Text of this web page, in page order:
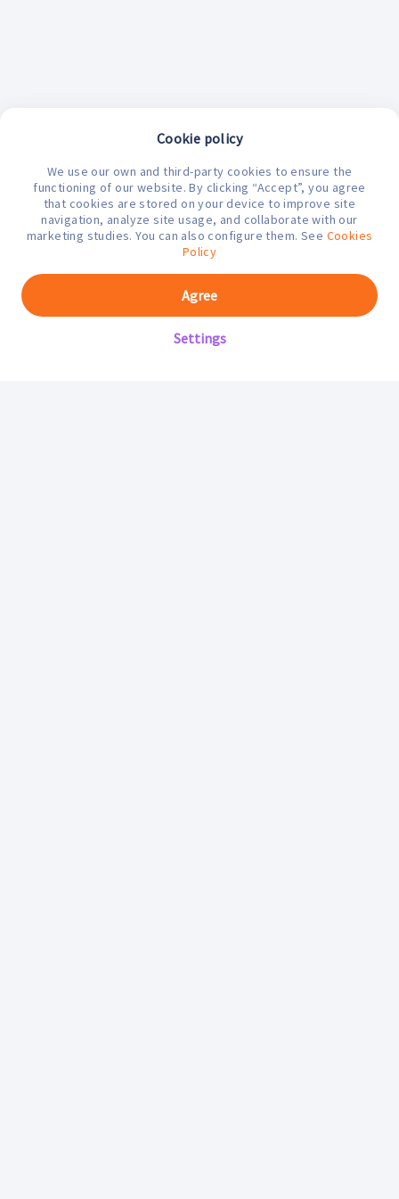
¿En qué podemos ayudarte hoy?
Cookie policy
We use our own and third-party cookies to ensure the
functioning of our website. By clicking “Accept”, you agree
that cookies are stored on your device to improve site
navigation, analyze site usage, and collaborate with our
marketing studies. You can also configure them. See Cookies
Policy
Settings
Agree